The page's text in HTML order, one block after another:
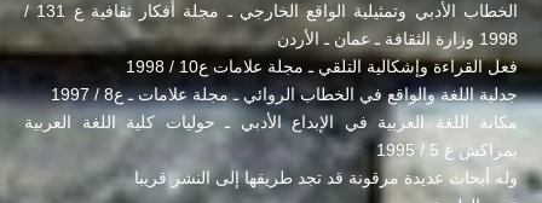
الخطاب الأدبي وتمثيلية الواقع الخارجي ـ مجلة أفكار ثقافية ع 131 /
1998 وزارة الثقافة ـ عمان ـ الأردن
فعل القراءة وإشكالية التلقي ـ مجلة علامات ع10 / 1998
جدلية اللغة والواقع في الخطاب الروائي ـ مجلة علامات ـ ع8 / 1997
مكانة اللغة العربية في الإبداع الأدبي ـ حوليات كلية اللغة العربية
بمراكش ع 5 / 1995
وله أبحاث عديدة مرقونة قد تجد طريقها إلى النشر قريبا